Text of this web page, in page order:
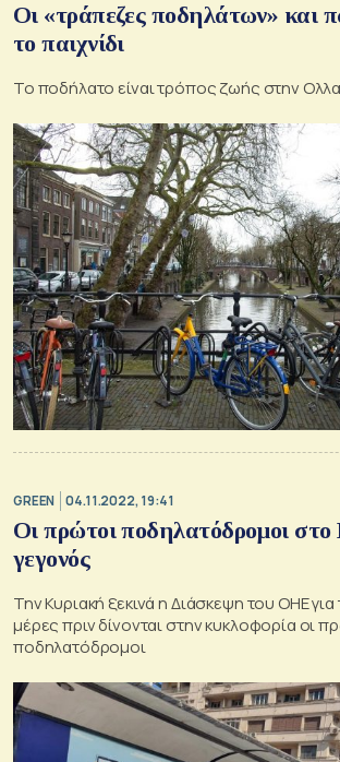
Οι «τράπεζες ποδηλάτων» και
το παιχνίδι
Το ποδήλατο είναι τρόπος ζωής στην
GREEN 04.11.2022, 19:41
Oι πρώτοι ποδηλατόδρομοι στο
γεγονός
Την Κυριακή ξεκινά η Διάσκεψη του ΟΗΕ για
μέρες πριν δίνονται στην κυκλοφορία οι
ποδηλατόδρομοι